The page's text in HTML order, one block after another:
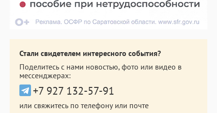
Стали свидетелем интересного события?
Поделитесь с нами новостью, фото или видео в
мессенджерах:
+7 927 132-57-91
или свяжитесь по телефону или почте